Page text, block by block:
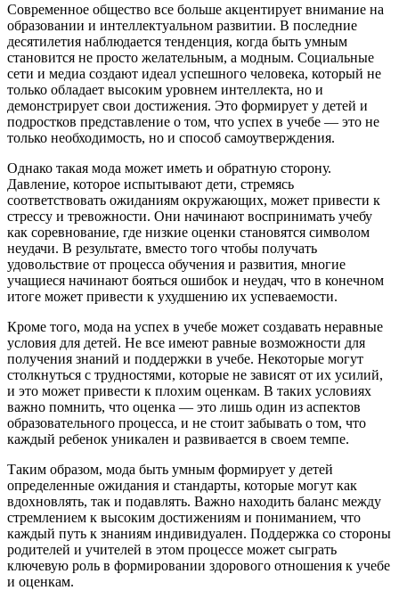
Современное общество все больше акцентирует внимание на
образовании и интеллектуальном развитии. В последние
десятилетия наблюдается тенденция, когда быть умным
становится не просто желательным, а модным. Социальные
сети и медиа создают идеал успешного человека, который не
только обладает высоким уровнем интеллекта, но и
демонстрирует свои достижения. Это формирует у детей и
подростков представление о том, что успех в учебе — это не
только необходимость, но и способ самоутверждения.
Однако такая мода может иметь и обратную сторону.
Давление, которое испытывают дети, стремясь
соответствовать ожиданиям окружающих, может привести к
стрессу и тревожности. Они начинают воспринимать учебу
как соревнование, где низкие оценки становятся символом
неудачи. В результате, вместо того чтобы получать
удовольствие от процесса обучения и развития, многие
учащиеся начинают бояться ошибок и неудач, что в конечном
итоге может привести к ухудшению их успеваемости.
Кроме того, мода на успех в учебе может создавать неравные
условия для детей. Не все имеют равные возможности для
получения знаний и поддержки в учебе. Некоторые могут
столкнуться с трудностями, которые не зависят от их усилий,
и это может привести к плохим оценкам. В таких условиях
важно помнить, что оценка — это лишь один из аспектов
образовательного процесса, и не стоит забывать о том, что
каждый ребенок уникален и развивается в своем темпе.
Таким образом, мода быть умным формирует у детей
определенные ожидания и стандарты, которые могут как
вдохновлять, так и подавлять. Важно находить баланс между
стремлением к высоким достижениям и пониманием, что
каждый путь к знаниям индивидуален. Поддержка со стороны
родителей и учителей в этом процессе может сыграть
ключевую роль в формировании здорового отношения к учебе
и оценкам.